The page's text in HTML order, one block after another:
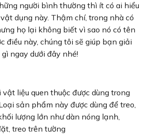
người bình thường thì ít có ai hiểu
dụng này. Thậm chí, trong nhà có
họ lại không biết vì sao nó có tên
điều này, chúng tôi sẽ giúp bạn giải
gì ngay dưới đây nhé!
liệu quen thuộc được dùng trong
sản phẩm này được dùng để treo,
lượng lớn như dàn nóng lạnh,
treo trên tường